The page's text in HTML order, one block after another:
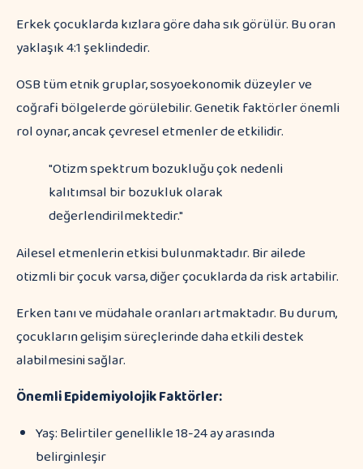
Erkek çocuklarda kızlara göre daha sık görülür. Bu oran
yaklaşık 4:1 şeklindedir.
OSB tüm etnik gruplar, sosyoekonomik düzeyler ve
coğrafi bölgelerde görülebilir. Genetik faktörler önemli
rol oynar, ancak çevresel etmenler de etkilidir.
"Otizm spektrum bozukluğu çok nedenli
kalıtımsal bir bozukluk olarak
değerlendirilmektedir."
Ailesel etmenlerin etkisi bulunmaktadır. Bir ailede
otizmli bir çocuk varsa, diğer çocuklarda da risk artabilir.
Erken tanı ve müdahale oranları artmaktadır. Bu durum,
çocukların gelişim süreçlerinde daha etkili destek
alabilmesini sağlar.
Önemli Epidemiyolojik Faktörler:
Yaş: Belirtiler genellikle 18-24 ay arasında
belirginleşir